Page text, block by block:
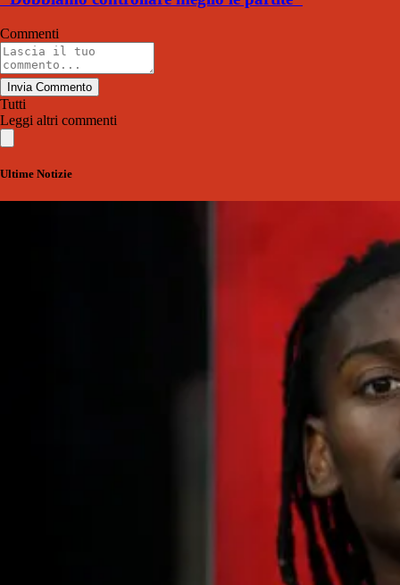
Commenti
Invia Commento
Tutti
Leggi altri commenti
Ultime Notizie